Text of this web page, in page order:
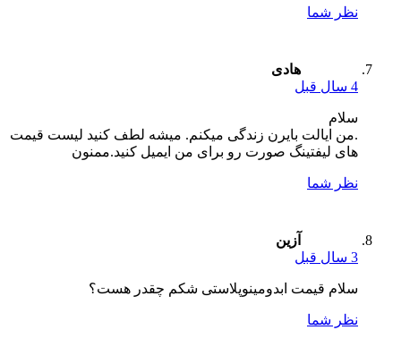
نظر شما
هادی
سلام
.من ایالت بایرن زندگی میکنم. میشه لطف کنید لیست قیمت
های لیفتینگ صورت رو برای من ایمیل کنید.ممنون
نظر شما
آزین
سلام قیمت ابدومینوپلاستی شکم چقدر هست؟
نظر شما